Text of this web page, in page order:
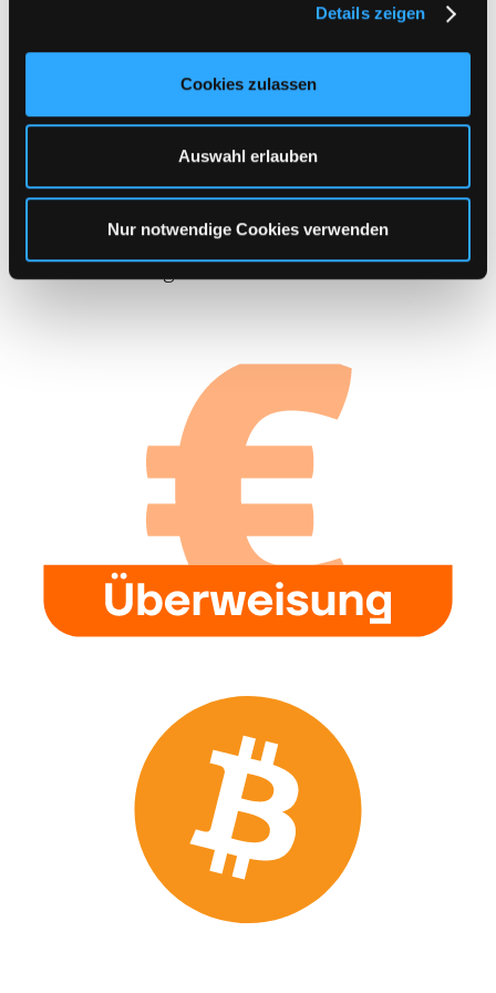
Details zeigen
Cookies zulassen
Auswahl erlauben
Nur notwendige Cookies verwenden
(4)
Kategorie auswählen
Sichere Zahlung